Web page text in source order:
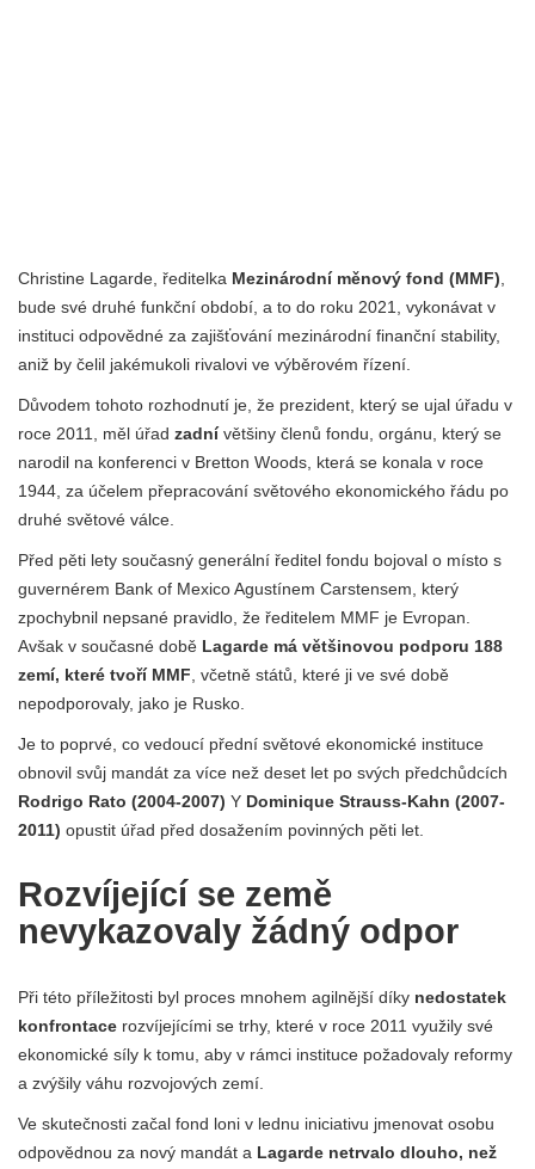
Christine Lagarde, ředitelka Mezinárodní měnový fond (MMF),
bude své druhé funkční období, a to do roku 2021, vykonávat v
instituci odpovědné za zajišťování mezinárodní finanční stability,
aniž by čelil jakémukoli rivalovi ve výběrovém řízení.
Důvodem tohoto rozhodnutí je, že prezident, který se ujal úřadu v
roce 2011, měl úřad zadnívětšiny členů fondu, orgánu, který se
narodil na konferenci v Bretton Woods, která se konala v roce
1944, za účelem přepracování světového ekonomického řádu po
druhé světové válce.
Před pěti lety současný generální ředitel fondu bojoval o místo s
guvernérem Bank of Mexico Agustínem Carstensem, který
zpochybnil nepsané pravidlo, že ředitelem MMF je Evropan.
Avšak v současné době Lagarde má většinovou podporu 188
zemí, které tvoří MMF, včetně států, které ji ve své době
nepodporovaly, jako je Rusko.
Je to poprvé, co vedoucí přední světové ekonomické instituce
obnovil svůj mandát za více než deset let po svých předchůdcích
Rodrigo Rato (2004-2007) Y Dominique Strauss-Kahn (2007-
2011) opustit úřad před dosažením povinných pěti let.
Rozvíjející se země
nevykazovaly žádný odpor
Při této příležitosti byl proces mnohem agilnější díky nedostatek
konfrontace rozvíjejícími se trhy, které v roce 2011 využily své
ekonomické síly k tomu, aby v rámci instituce požadovaly reformy
a zvýšily váhu rozvojových zemí.
Ve skutečnosti začal fond loni v lednu iniciativu jmenovat osobu
odpovědnou za nový mandát a Lagarde netrvalo dlouho, než